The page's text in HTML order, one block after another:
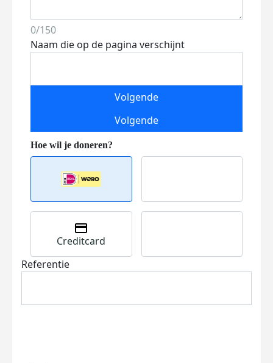
0/150
Naam die op de pagina verschijnt
Volgende
Volgende
Creditcard
Referentie